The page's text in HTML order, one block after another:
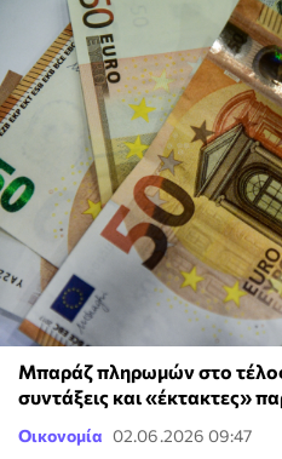
Μπαράζ πληρωμών στο
συντάξεις και «έκτακτες»
Οικονομία 02.06.2026 09:47